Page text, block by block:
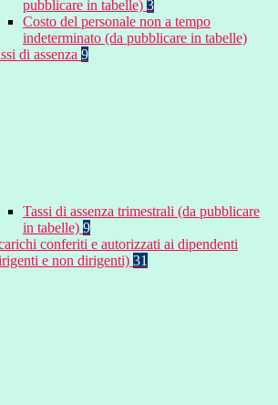
pubblicare in tabelle) 3
Costo del personale non a tempo
indeterminato (da pubblicare in tabelle)
di assenza 9
Tassi di assenza trimestrali (da pubblicare
in tabelle) 9
conferiti e autorizzati ai dipendenti
e non dirigenti) 31